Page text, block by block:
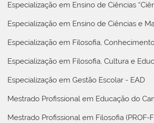
Especialização em Ensino de Ciências
Especialização em Ensino de Ciências e
Especialização em Filosofia,
Especialização em Filosofia, Cultura e
Especialização em Gestão Escolar - EAD
Mestrado Profissional em Educação do
Mestrado Profissional em Filosofia (PROF-